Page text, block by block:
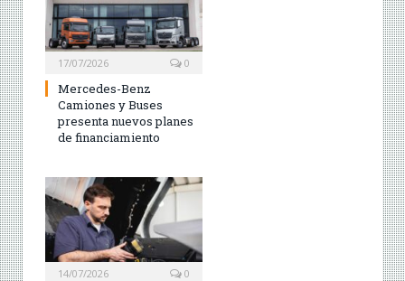
17/07/2026 0
Mercedes-Benz
Camiones y Buses
presenta nuevos planes
de financiamiento
14/07/2026 0